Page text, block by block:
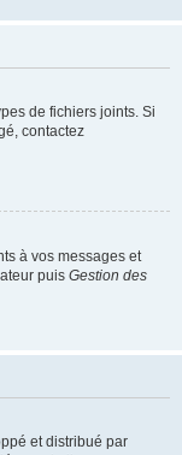
de fichiers joints. Si
contactez
à vos messages et
puis Gestion des
et distribué par